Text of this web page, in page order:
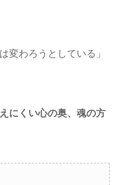
変わろうとしている」
にくい心の奥、魂の方